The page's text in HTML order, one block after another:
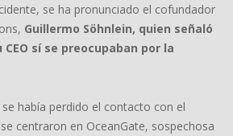
se ha pronunciado el cofundador
Guillermo Söhnlein, quien señaló
sí se preocupaban por la
había perdido el contacto con el
centraron en OceanGate, sospechosa